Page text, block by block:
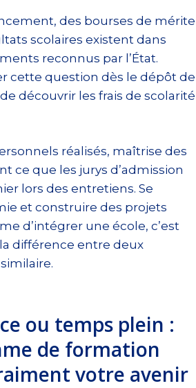
des bourses de mérite
scolaires existent dans
reconnus par l’État.
cette question dès le dépôt de
découvrir les frais de scolarité
réalisés, maîtrise des
ce que les jurys d’admission
lors des entretiens. Se
et construire des projets
d’intégrer une école, c’est
différence entre deux
ou temps plein :
de formation
votre avenir